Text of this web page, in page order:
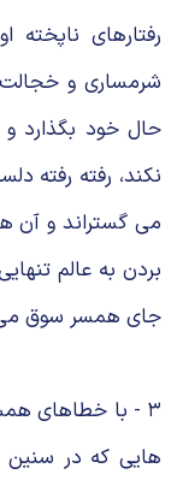
رفتارهای
شرمساری و خجالت
حال خود بگذارد
نکند، رفته رفته
می گستراند و آن
بردن به عالم
جای همسر سوق
۳ - با خطاهای
هایی که در سنین